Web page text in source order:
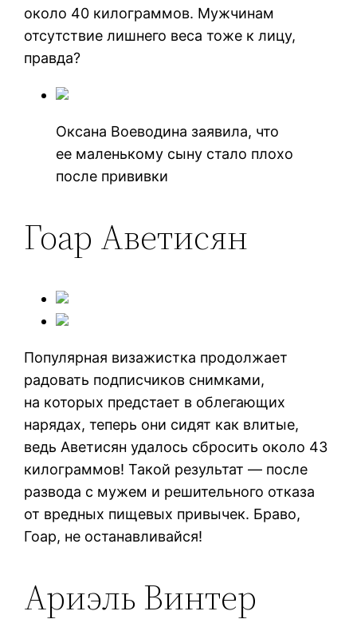
около 40 килограммов. Мужчинам
отсутствие лишнего веса тоже к лицу,
правда?
Оксана Воеводина заявила, что
ее маленькому сыну стало плохо
после прививки
Гоар Аветисян
Популярная визажистка продолжает
радовать подписчиков снимками,
на которых предстает в облегающих
нарядах, теперь они сидят как влитые,
ведь Аветисян удалось сбросить около 43
килограммов! Такой результат — после
развода с мужем и решительного отказа
от вредных пищевых привычек. Браво,
Гоар, не останавливайся!
Ариэль Винтер